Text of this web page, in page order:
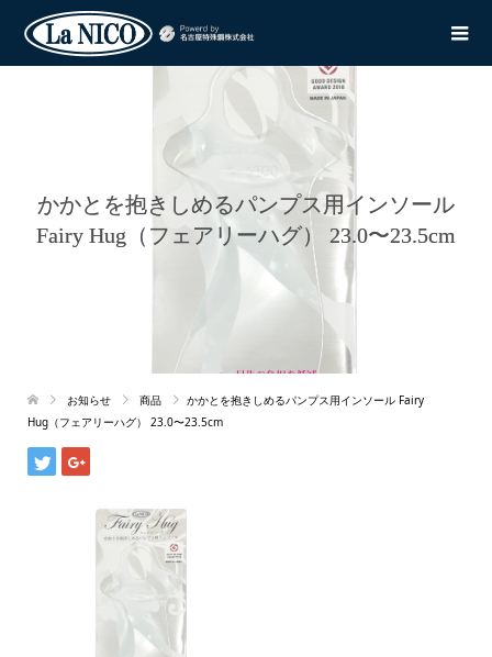
かかとを抱きしめるパンプス用インソール
Fairy Hug（フェアリーハグ） 23.0〜23.5cm
お知らせ 商品
かかとを抱きしめるパンプス用インソール Fairy
Hug（フェアリーハグ） 23.0〜23.5cm